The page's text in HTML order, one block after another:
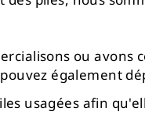
ou
également
usagées afin